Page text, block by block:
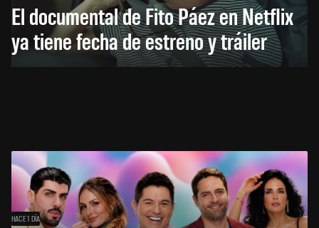
El documental de Fito Páez en Netflix
ya tiene fecha de estreno y tráiler
HACE 1 DÍA